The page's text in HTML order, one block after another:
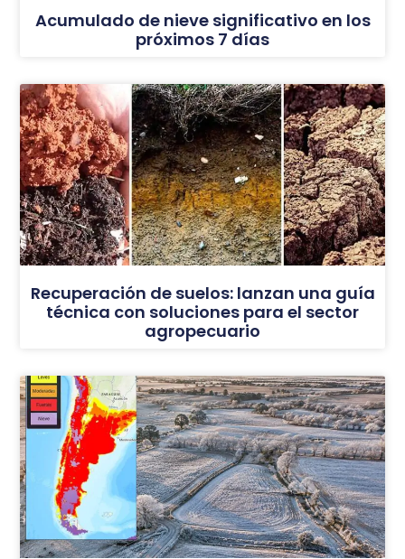
Acumulado de nieve significativo en los
próximos 7 días
Recuperación de suelos: lanzan una guía
técnica con soluciones para el sector
agropecuario